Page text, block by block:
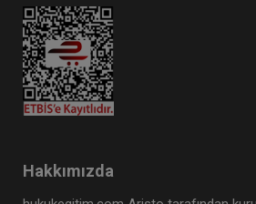
Hakkımızda